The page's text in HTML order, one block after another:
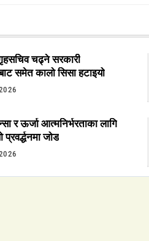
चढ्ने सरकारी
समेत कालो सिसा हटाइयो
र ऊर्जा आत्मनिर्भरताका लागि
प्रवर्द्धनमा जोड